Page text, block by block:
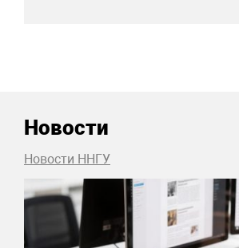
Новости
Новости ННГУ